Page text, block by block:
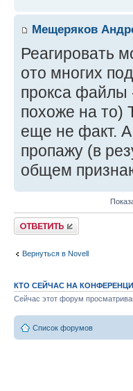
Мещеряков
Реагировать
ото многих
прокса файлы
похоже на то)
еще не факт. А
пропажу (в
общем
Ответить
Вернуться в Novell
КТО СЕЙЧАС НА
Сейчас этот форум
Список форумов